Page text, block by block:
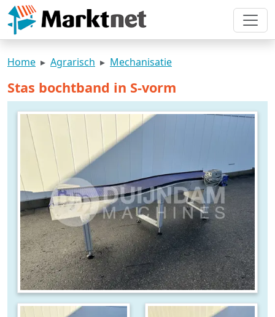
Home Agrarisch Mechanisatie
Stas bochtband in S-vorm